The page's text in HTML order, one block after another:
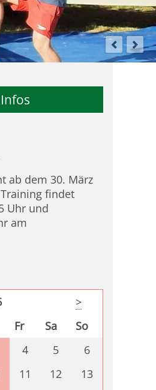
ab dem 30. März
findet
Uhr und
am
>
Fr Sa
So
4 5
6
11 12
13